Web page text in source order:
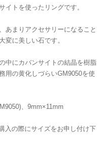
イトを使ったリングです。
あまりアクセサリーになること
変に美しい石です。
中にカバンサイトの結晶を樹脂
用の黄化しづらいGM9050を使
、9mm×11mm
入の際にサイズをお申し付け下